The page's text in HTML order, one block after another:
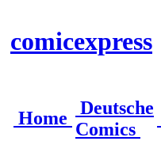
comicexpress
Home
Deutsche
Comics